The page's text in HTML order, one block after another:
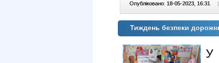
Опубліковано: 18-05-2023, 16:31 |
Тиждень безпеки
У